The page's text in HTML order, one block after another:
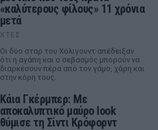
«καλύτερους φίλους» 11 χρόνια
μετά
ΧΤΕΣ
Οι δύο σταρ του Χόλιγουντ απέδειξαν
ότι η αγάπη και ο σεβασμός μπορούν να
διαρκέσουν πέρα από τον γάμο, χάρη και
στην κόρη τους.
Κάια Γκέρμπερ: Με
αποκαλυπτικό μαύρο look
θύμισε τη Σίντι Κρόφορντ